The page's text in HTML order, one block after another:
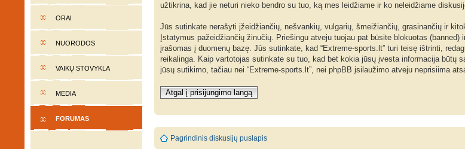
ORAI
NUORODOS
VAIKŲ STOVYKLA
MEDIA
FORUMAS
užtikrina, kad jie neturi nieko bendro su tuo, ką mes leidžiame ir ko neleidžiame
Jūs sutinkate nerašyti įžeidžiančių, nešvankių, vulgarių, šmeižiančių, grasinančių ir
Įstatymus pažeidžiančių žinučių. Priešingu atveju tuojau pat būsite blokuotas
įrašomas į duomenų bazę. Jūs sutinkate, kad “Extreme-sports.lt” turi teisę ištrinti,
reikalinga. Kaip vartotojas sutinkate su tuo, kad bet kokia jūsų įvesta informacija būtų
jūsų sutikimo, tačiau nei “Extreme-sports.lt”, nei phpBB įsilaužimo atveju neprisiima
Atgal į prisijungimo langą
Pagrindinis diskusijų puslapis